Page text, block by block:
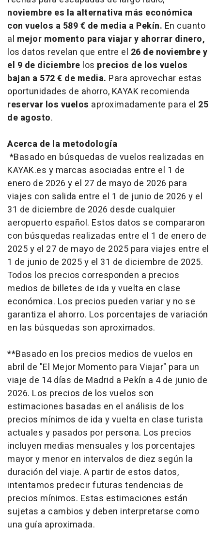
noviembre es la alternativa más económica
con vuelos a 589 € de media a Pekín. En cuanto
al mejor momento para viajar y ahorrar dinero,
los datos revelan que entre el 26 de noviembre y
el 9 de diciembre los precios de los vuelos
bajan a 572 € de media. Para aprovechar estas
oportunidades de ahorro, KAYAK recomienda
reservar los vuelos aproximadamente para el 25
de agosto.
Acerca de la metodología
*Basado en búsquedas de vuelos realizadas en
KAYAK.es y marcas asociadas entre el 1 de
enero de 2026 y el 27 de mayo de 2026 para
viajes con salida entre el 1 de junio de 2026 y el
31 de diciembre de 2026 desde cualquier
aeropuerto español. Estos datos se compararon
con búsquedas realizadas entre el 1 de enero de
2025 y el 27 de mayo de 2025 para viajes entre el
1 de junio de 2025 y el 31 de diciembre de 2025.
Todos los precios corresponden a precios
medios de billetes de ida y vuelta en clase
económica. Los precios pueden variar y no se
garantiza el ahorro. Los porcentajes de variación
en las búsquedas son aproximados.
**Basado en los precios medios de vuelos en
abril de "El Mejor Momento para Viajar" para un
viaje de 14 días de Madrid a Pekín a 4 de junio de
2026. Los precios de los vuelos son
estimaciones basadas en el análisis de los
precios mínimos de ida y vuelta en clase turista
actuales y pasados por persona. Los precios
incluyen medias mensuales y los porcentajes
mayor y menor en intervalos de diez según la
duración del viaje. A partir de estos datos,
intentamos predecir futuras tendencias de
precios mínimos. Estas estimaciones están
sujetas a cambios y deben interpretarse como
una guía aproximada.